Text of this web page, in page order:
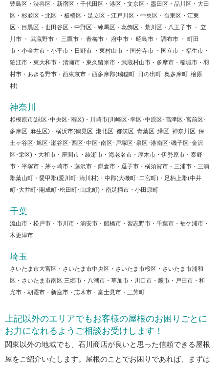
豊島区・渋谷区・新宿区・千代田区・港区・文京区・墨田区・品川区・大田
区・杉並区・北区 ・板橋区・足立区・江戸川区・中央区・台東区・江東
区・目黒区・世田谷区・中野区・練馬区・葛飾区・荒川区・八王子市 ・ 立
川市 ・ 武蔵野市・ 三鷹市・ 青梅市・ 府中市・ 昭島市・ 調布市 ・ 町田
市・小金井市・小平市・日野市 ・東村山市 ・国分寺市 ・国立市 ・福生市・
狛江市・東大和市・清瀬市・東久留米市・武蔵村山市・多摩市・稲城市・羽
村市・あきる野市・西東京市・西多摩郡(瑞穂町･日の出町･奥多摩町･檜原
村)
神奈川
相模原市(緑区･中央区･南区)・川崎市(川崎区･幸区･中原区･高津区･宮前区･
多摩区･麻生区)・横浜市(鶴見区･港北区･都筑区･青葉区･緑区･神奈川区･保
土ヶ谷区･旭区･瀬谷区･西区･中区･南区･戸塚区･泉区･港南区･磯子区･金沢
区･栄区)・大和市・座間市・綾瀬市・海老名市・厚木市・伊勢原市・秦野
市・平塚市・茅ヶ崎市・藤沢市・鎌倉市・逗子市・横須賀市・三浦市・三浦
郡葉山町・愛甲郡(愛川町･清川村)・中郡(大磯町･二宮町)・足柄上郡(中井
町･大井町･開成町･松田町･山北町)・南足柄市・小田原町
千葉
流山市・松戸市・市川市・浦安市・船橋市・習志野市・千葉市・袖ケ浦市・
木更津市
埼玉
さいたま市大宮区・さいたま市中央区・さいたま市桜区・さいたま市浦和
区・さいたま市南区 三郷市・八潮市・草加市・川口市・蕨市・戸田市・和
光市・朝霞市・新座市・志木市・富士見市・三芳町
上記以外のエリアでもお客様の屋根のお困りごとに
お力になれるようご相談お受けします！
関東以外の地域でも、石川商店が良いと思った信頼できる屋根
屋をご紹介いたします。屋根のことでお困りであれば、まずは